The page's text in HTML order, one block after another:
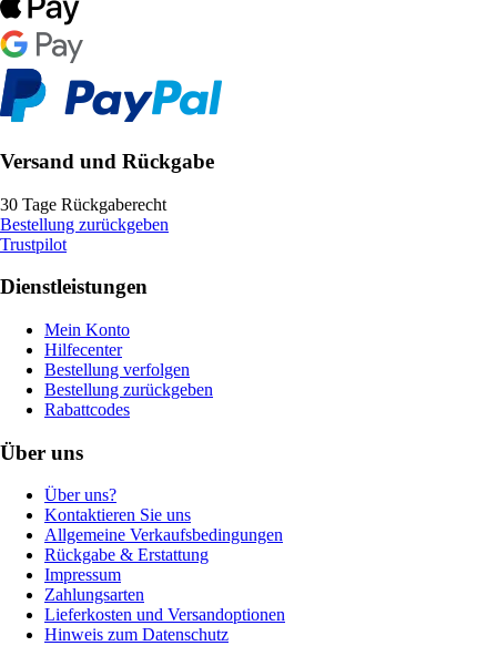
Versand und Rückgabe
30 Tage Rückgaberecht
Bestellung zurückgeben
Trustpilot
Dienstleistungen
Mein Konto
Hilfecenter
Bestellung verfolgen
Bestellung zurückgeben
Rabattcodes
Über uns
Über uns?
Kontaktieren Sie uns
Allgemeine Verkaufsbedingungen
Rückgabe & Erstattung
Impressum
Zahlungsarten
Lieferkosten und Versandoptionen
Hinweis zum Datenschutz